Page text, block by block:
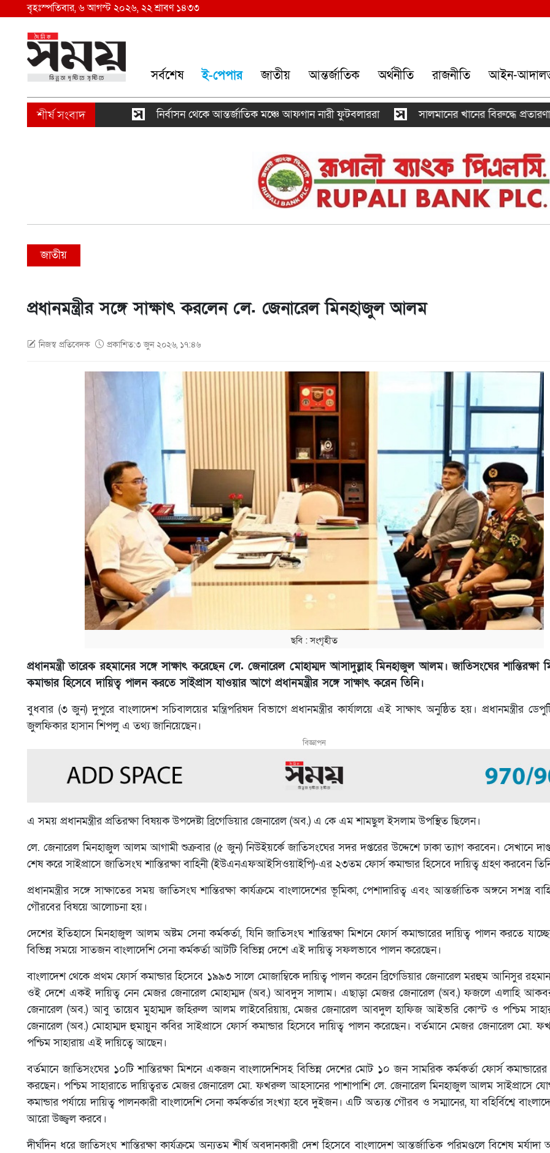
বৃহঃস্পতিবার, ৬ আগস্ট ২০২৬, ২২ শ্রাবণ ১৪৩৩
সর্বশেষ ই-পেপার জাতীয় আন্তর্জাতিক অর্থনীতি রাজনীতি আইন-
নির্বাসন থেকে আন্তর্জাতিক মঞ্চে আফগান নারী ফুটবলাররা সালমানের খানের বিরুদ্ধে প্রতারণার
জাতীয়
প্রধানমন্ত্রীর সঙ্গে সাক্ষাৎ করলেন লে. জেনারেল মিনহাজুল আলম
নিজস্ব প্রতিবেদক প্রকাশিত:৩ জুন ২০২৬, ১৭:৪৬
ছবি ‍: সংগৃহীত
প্রধানমন্ত্রী তারেক রহমানের সঙ্গে সাক্ষাৎ করেছেন লে. জেনারেল মোহাম্মদ আসাদুল্লাহ মিনহাজুল আলম। জাতিসংঘের শান্তিরক্ষা
কমান্ডার হিসেবে দায়িত্ব পালন করতে সাইপ্রাস যাওয়ার আগে প্রধানমন্ত্রীর সঙ্গে সাক্ষাৎ করেন তিনি।
বুধবার (৩ জুন) দুপুরে বাংলাদেশ সচিবালয়ের মন্ত্রিপরিষদ বিভাগে প্রধানমন্ত্রীর কার্যালয়ে এই সাক্ষাৎ অনুষ্ঠিত হয়। প্রধানমন্ত্রীর
জুলফিকার হাসান শিপলু এ তথ্য জানিয়েছেন।
বিজ্ঞাপন
এ সময় প্রধানমন্ত্রীর প্রতিরক্ষা বিষয়ক উপদেষ্টা ব্রিগেডিয়ার জেনারেল (অব.) এ কে এম শামছুল ইসলাম উপস্থিত ছিলেন।
লে. জেনারেল মিনহাজুল আলম আগামী শুক্রবার (৫ জুন) নিউইয়র্কে জাতিসংঘের সদর দপ্তরের উদ্দেশে ঢাকা ত্যাগ করবেন। সেখানে
শেষ করে সাইপ্রাসে জাতিসংঘ শান্তিরক্ষা বাহিনী (ইউএনএফআইসিওয়াইপি)-এর ২৩তম ফোর্স কমান্ডার হিসেবে দায়িত্ব গ্রহণ করবেন
প্রধানমন্ত্রীর সঙ্গে সাক্ষাতের সময় জাতিসংঘ শান্তিরক্ষা কার্যক্রমে বাংলাদেশের ভূমিকা, পেশাদারিত্ব এবং আন্তর্জাতিক অঙ্গনে সশস্ত্র
গৌরবের বিষয়ে আলোচনা হয়।
দেশের ইতিহাসে মিনহাজুল আলম অষ্টম সেনা কর্মকর্তা, যিনি জাতিসংঘ শান্তিরক্ষা মিশনে ফোর্স কমান্ডারের দায়িত্ব পালন করতে
বিভিন্ন সময়ে সাতজন বাংলাদেশি সেনা কর্মকর্তা আটটি বিভিন্ন দেশে এই দায়িত্ব সফলভাবে পালন করেছেন।
বাংলাদেশ থেকে প্রথম ফোর্স কমান্ডার হিসেবে ১৯৯৩ সালে মোজাম্বিকে দায়িত্ব পালন করেন ব্রিগেডিয়ার জেনারেল মরহুম আনিসুর
ওই দেশে একই দায়িত্ব নেন মেজর জেনারেল মোহাম্মদ (অব.) আবদুস সালাম। এছাড়া মেজর জেনারেল (অব.) ফজলে এলাহি
জেনারেল (অব.) আবু তায়েব মুহাম্মদ জহিরুল আলম লাইবেরিয়ায়, মেজর জেনারেল আবদুল হাফিজ আইভরি কোস্ট ও পশ্চিম
জেনারেল (অব.) মোহাম্মদ হুমায়ুন কবির সাইপ্রাসে ফোর্স কমান্ডার হিসেবে দায়িত্ব পালন করেছেন। বর্তমানে মেজর জেনারেল
পশ্চিম সাহারায় এই দায়িত্বে আছেন।
বর্তমানে জাতিসংঘের ১০টি শান্তিরক্ষা মিশনে একজন বাংলাদেশিসহ বিভিন্ন দেশের মোট ১০ জন সামরিক কর্মকর্তা ফোর্স কমান্ডারের
করছেন। পশ্চিম সাহারাতে দায়িত্বরত মেজর জেনারেল মো. ফখরুল আহসানের পাশাপাশি লে. জেনারেল মিনহাজুল আলম সাইপ্রাসে
কমান্ডার পর্যায়ে দায়িত্ব পালনকারী বাংলাদেশি সেনা কর্মকর্তার সংখ্যা হবে দুইজন। এটি অত্যন্ত গৌরব ও সম্মানের, যা বহির্বিশ্বে
আরো উজ্জ্বল করবে।
দীর্ঘদিন ধরে জাতিসংঘ শান্তিরক্ষা কার্যক্রমে অন্যতম শীর্ষ অবদানকারী দেশ হিসেবে বাংলাদেশ আন্তর্জাতিক পরিমণ্ডলে বিশেষ মর্যাদা